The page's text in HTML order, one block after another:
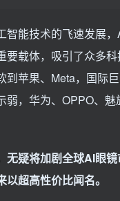
智能技术的飞速发展
要载体，吸引了众多
到苹果、Meta，国际巨
弱，华为、OPPO、
无疑将加剧全球AI眼镜
超高性价比闻名。